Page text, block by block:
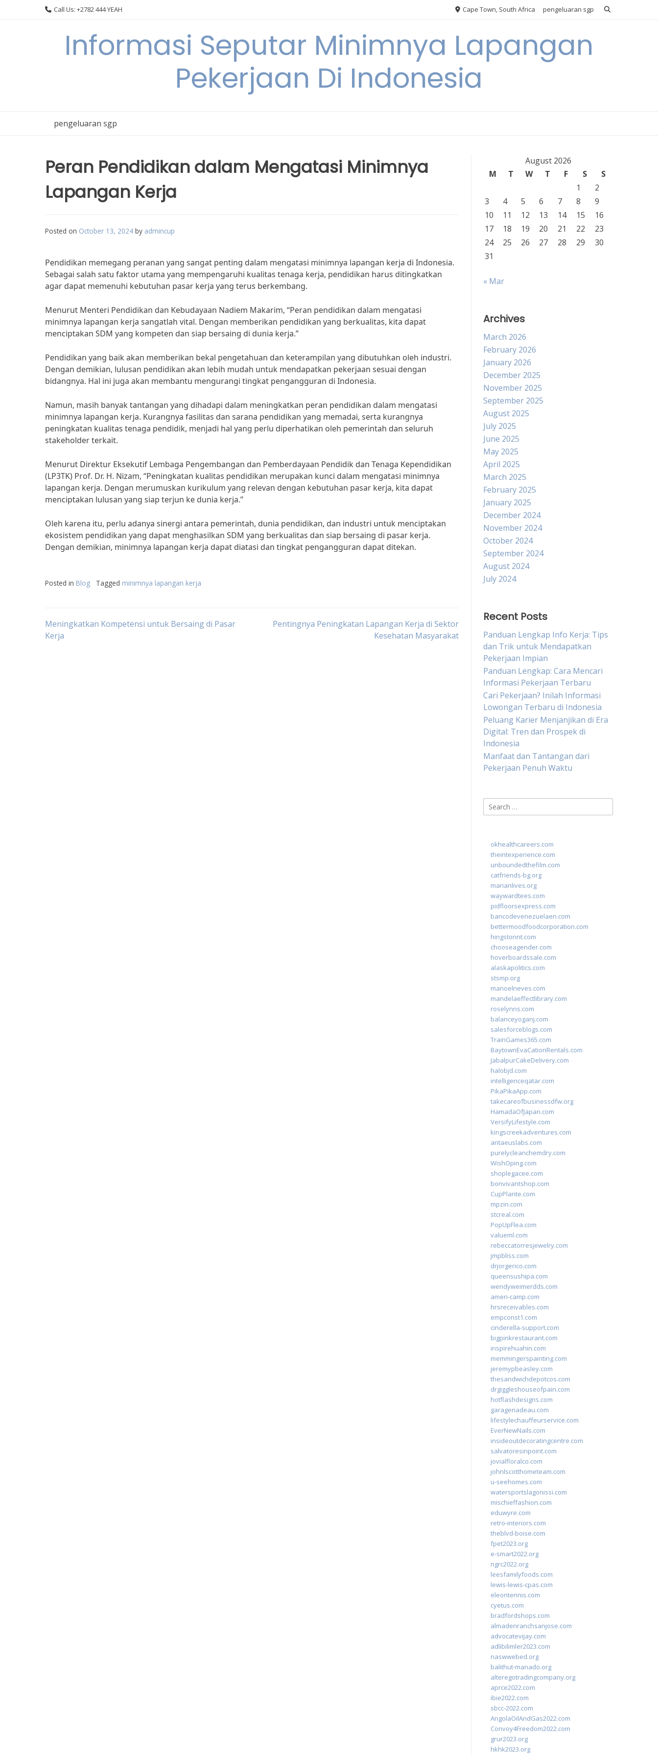
Call Us: +2782 444 YEAH Cape Town, South Africa pengeluaran sgp
Informasi Seputar Minimnya Lapangan
Pekerjaan Di Indonesia
pengeluaran sgp
Peran Pendidikan dalam Mengatasi Minimnya
Lapangan Kerja
Posted on October 13, 2024 by admincup
Pendidikan memegang peranan yang sangat penting dalam mengatasi minimnya lapangan kerja di Indonesia.
Sebagai salah satu faktor utama yang mempengaruhi kualitas tenaga kerja, pendidikan harus ditingkatkan
agar dapat memenuhi kebutuhan pasar kerja yang terus berkembang.
Menurut Menteri Pendidikan dan Kebudayaan Nadiem Makarim, “Peran pendidikan dalam mengatasi
minimnya lapangan kerja sangatlah vital. Dengan memberikan pendidikan yang berkualitas, kita dapat
menciptakan SDM yang kompeten dan siap bersaing di dunia kerja.”
Pendidikan yang baik akan memberikan bekal pengetahuan dan keterampilan yang dibutuhkan oleh industri.
Dengan demikian, lulusan pendidikan akan lebih mudah untuk mendapatkan pekerjaan sesuai dengan
bidangnya. Hal ini juga akan membantu mengurangi tingkat pengangguran di Indonesia.
Namun, masih banyak tantangan yang dihadapi dalam meningkatkan peran pendidikan dalam mengatasi
minimnya lapangan kerja. Kurangnya fasilitas dan sarana pendidikan yang memadai, serta kurangnya
peningkatan kualitas tenaga pendidik, menjadi hal yang perlu diperhatikan oleh pemerintah dan seluruh
stakeholder terkait.
Menurut Direktur Eksekutif Lembaga Pengembangan dan Pemberdayaan Pendidik dan Tenaga Kependidikan
(LP3TK) Prof. Dr. H. Nizam, “Peningkatan kualitas pendidikan merupakan kunci dalam mengatasi minimnya
lapangan kerja. Dengan merumuskan kurikulum yang relevan dengan kebutuhan pasar kerja, kita dapat
menciptakan lulusan yang siap terjun ke dunia kerja.”
Oleh karena itu, perlu adanya sinergi antara pemerintah, dunia pendidikan, dan industri untuk menciptakan
ekosistem pendidikan yang dapat menghasilkan SDM yang berkualitas dan siap bersaing di pasar kerja.
Dengan demikian, minimnya lapangan kerja dapat diatasi dan tingkat pengangguran dapat ditekan.
Posted in Blog Tagged minimnya lapangan kerja
Post
Meningkatkan Kompetensi untuk Bersaing di Pasar
Kerja
Pentingnya Peningkatan Lapangan Kerja di Sektor
Kesehatan Masyarakat
August 2026
M
T W T F S
S
1
2
3
4 5 6 7 8
9
10
11 12 13 14 15
16
17
18 19 20 21 22
23
24
25 26 27 28 29
30
31
« Mar
Archives
March 2026
February 2026
January 2026
December 2025
November 2025
September 2025
August 2025
July 2025
June 2025
May 2025
April 2025
March 2025
February 2025
January 2025
December 2024
November 2024
October 2024
September 2024
August 2024
July 2024
Recent Posts
Panduan Lengkap Info Kerja: Tips
dan Trik untuk Mendapatkan
Pekerjaan Impian
Panduan Lengkap: Cara Mencari
Informasi Pekerjaan Terbaru
Cari Pekerjaan? Inilah Informasi
Lowongan Terbaru di Indonesia
Peluang Karier Menjanjikan di Era
Digital: Tren dan Prospek di
Indonesia
Manfaat dan Tantangan dari
Pekerjaan Penuh Waktu
Search
for:
okhealthcareers.com
theintexperience.com
unboundedthefilm.com
catfriends-bg.org
marianlives.org
waywardtees.com
pidfloorsexpress.com
bancodevenezuelaen.com
bettermoodfoodcorporation.com
hingstonnt.com
chooseagender.com
hoverboardssale.com
alaskapolitics.com
stsmp.org
manoelneves.com
mandelaeffectlibrary.com
roselynns.com
balanceyoganj.com
salesforceblogs.com
TrainGames365.com
BaytownEvaCationRentals.com
JabalpurCakeDelivery.com
halobjd.com
intelligenceqatar.com
PikaPikaApp.com
takecareofbusinessdfw.org
HamadaOfJapan.com
VersifyLifestyle.com
kingscreekadventures.com
antaeuslabs.com
purelycleanchemdry.com
WishOping.com
shoplegacee.com
bonvivantshop.com
CupPlante.com
mpzin.com
stcreal.com
PopUpFlea.com
valueml.com
rebeccatorresjewelry.com
jmpbliss.com
drjorgerico.com
queensushipa.com
wendyweimerdds.com
ameri-camp.com
hrsreceivables.com
empconst1.com
cinderella-support.com
bigpinkrestaurant.com
inspirehuahin.com
memmingerspainting.com
jeremypbeasley.com
thesandwichdepotcos.com
drgiggleshouseofpain.com
hotflashdesigns.com
garagenadeau.com
lifestylechauffeurservice.com
EverNewNails.com
insideoutdecoratingcentre.com
salvatoresinpoint.com
jovialfloralco.com
johnlscotthometeam.com
u-seehomes.com
watersportslagonissi.com
mischieffashion.com
eduwyre.com
retro-interiors.com
theblvd-boise.com
fpet2023.org
e-smart2022.org
ngrc2022.org
leesfamilyfoods.com
lewis-lewis-cpas.com
eleontennis.com
cyetus.com
bradfordshops.com
almadenranchsanjose.com
advocatevijay.com
adlibilimler2023.com
naswwebed.org
balithut-manado.org
alteregotradingcompany.org
aprce2022.com
ibie2022.com
sbcc-2022.com
AngolaOilAndGas2022.com
Convoy4Freedom2022.com
grur2023.org
hkhk2023.org